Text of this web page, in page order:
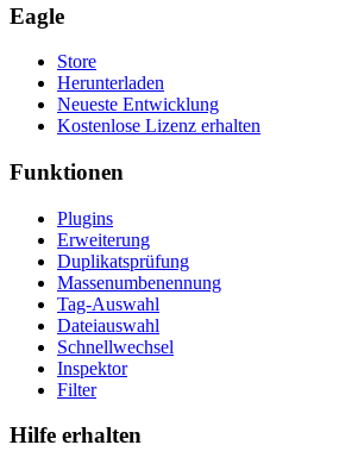
Eagle
Store
Herunterladen
Neueste Entwicklung
Kostenlose Lizenz erhalten
Funktionen
Plugins
Erweiterung
Duplikatsprüfung
Massenumbenennung
Tag-Auswahl
Dateiauswahl
Schnellwechsel
Inspektor
Filter
Hilfe erhalten